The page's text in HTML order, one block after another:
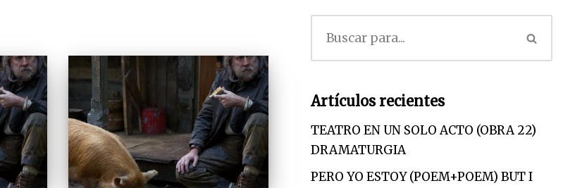
Artículos recientes
TEATRO EN UN SOLO ACTO (OBRA 22)
DRAMATURGIA
PERO YO ESTOY (POEM+POEM) BUT I